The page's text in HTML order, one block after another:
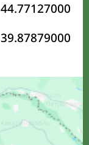
44.77127000
39.87879000